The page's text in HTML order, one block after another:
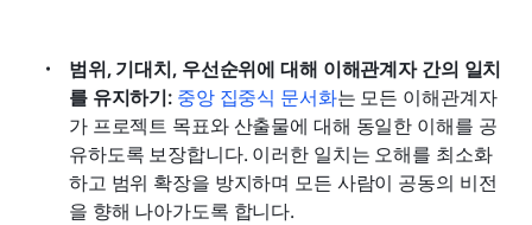
범위, 기대치, 우선순위에 대해 이해관계자 간의 일치
를 유지하기: 중앙 집중식 문서화는 모든 이해관계자
가 프로젝트 목표와 산출물에 대해 동일한 이해를 공
유하도록 보장합니다. 이러한 일치는 오해를 최소화
하고 범위 확장을 방지하며 모든 사람이 공동의 비전
을 향해 나아가도록 합니다.